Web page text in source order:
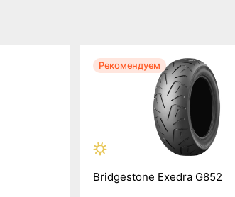
Рекомендуем
Bridgestone Exedra G852